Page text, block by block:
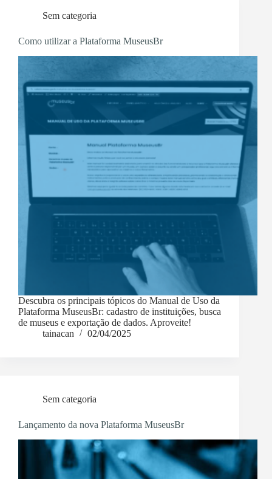
Sem categoria
Como utilizar a Plataforma MuseusBr
Descubra os principais tópicos do Manual de Uso da
Plataforma MuseusBr: cadastro de instituições, busca
de museus e exportação de dados. Aproveite!
tainacan
02/04/2025
Sem categoria
Lançamento da nova Plataforma MuseusBr